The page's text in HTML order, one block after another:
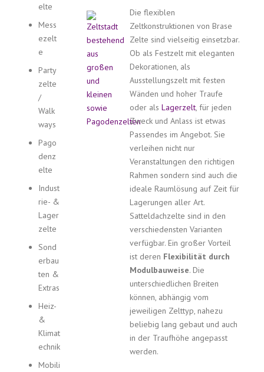
elte
Mess
ezelt
e
Party
zelte
/
Walk
ways
Pago
denz
elte
Indust
rie- &
Lager
zelte
Sond
erbau
ten &
Extras
Heiz-
&
Klimat
echnik
Mobili
Die flexiblen
Zeltkonstruktionen von Brase
Zelte sind vielseitig einsetzbar.
Ob als Festzelt mit eleganten
Dekorationen, als
Ausstellungszelt mit festen
Wänden und hoher Traufe
oder als Lagerzelt, für jeden
Zweck und Anlass ist etwas
Passendes im Angebot. Sie
verleihen nicht nur
Veranstaltungen den richtigen
Rahmen sondern sind auch die
ideale Raumlösung auf Zeit für
Lagerungen aller Art.
Satteldachzelte sind in den
verschiedensten Varianten
verfügbar. Ein großer Vorteil
ist deren Flexibilität durch
Modulbauweise. Die
unterschiedlichen Breiten
können, abhängig vom
jeweiligen Zelttyp, nahezu
beliebig lang gebaut und auch
in der Traufhöhe angepasst
werden.